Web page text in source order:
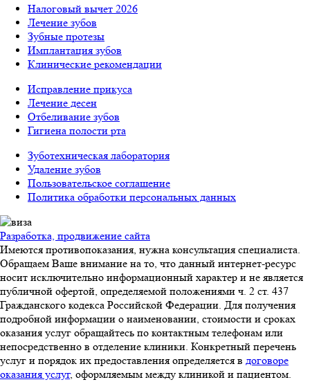
Налоговый вычет 2026
Лечение зубов
Зубные протезы
Имплантация зубов
Клинические рекомендации
Исправление прикуса
Лечение десен
Отбеливание зубов
Гигиена полости рта
Зуботехническая лаборатория
Удаление зубов
Пользовательское соглашение
Политика обработки персональных данных
Разработка, продвижение сайта
Имеются противопоказания, нужна консультация специалиста.
Обращаем Ваше внимание на то, что данный интернет-ресурс
носит исключительно информационный характер и не является
публичной офертой, определяемой положениями ч. 2 ст. 437
Гражданского кодекса Российской Федерации. Для получения
подробной информации о наименовании, стоимости и сроках
оказания услуг обращайтесь по контактным телефонам или
непосредственно в отделение клиники. Конкретный перечень
услуг и порядок их предоставления определяется в договоре
оказания услуг, оформляемым между клиникой и пациентом.